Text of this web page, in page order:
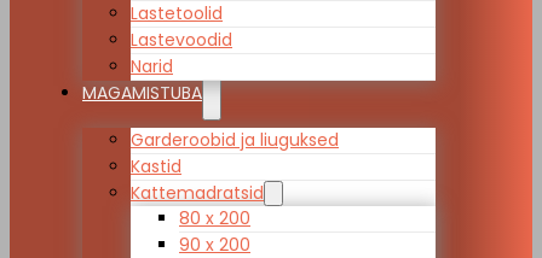
Lastetoolid
Lastevoodid
Narid
MAGAMISTUBA
Garderoobid ja liuguksed
Kastid
Kattemadratsid
80 x 200
90 x 200